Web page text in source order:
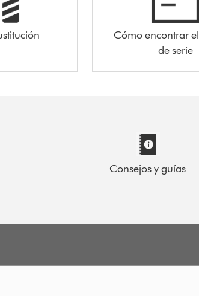
Cómo encontrar
de serie
Consejos y guías